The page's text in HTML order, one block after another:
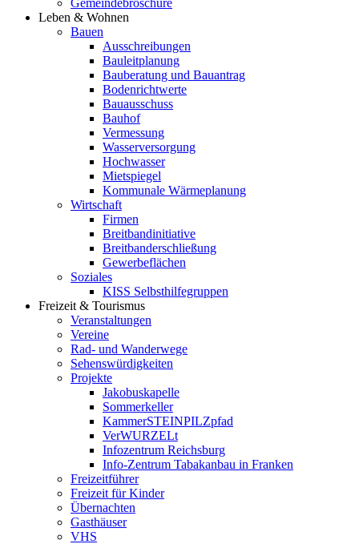
Leben & Wohnen
Bauen
Ausschreibungen
Bauleitplanung
Bauberatung und Bauantrag
Bodenrichtwerte
Bauausschuss
Bauhof
Vermessung
Wasserversorgung
Hochwasser
Mietspiegel
Kommunale Wärmeplanung
Wirtschaft
Firmen
Breitbandinitiative
Breitbanderschließung
Gewerbeflächen
Soziales
KISS Selbsthilfegruppen
Freizeit & Tourismus
Veranstaltungen
Vereine
Rad- und Wanderwege
Sehenswürdigkeiten
Projekte
Jakobuskapelle
Sommerkeller
KammerSTEINPILZpfad
VerWURZELt
Infozentrum Reichsburg
Info-Zentrum Tabakanbau in Franken
Freizeitführer
Freizeit für Kinder
Übernachten
Gasthäuser
VHS